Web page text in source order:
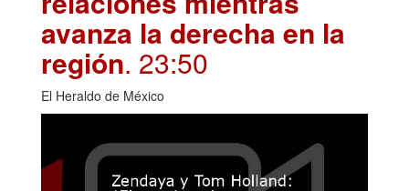
avanza la derecha en la
región. 23:50
El Heraldo de México